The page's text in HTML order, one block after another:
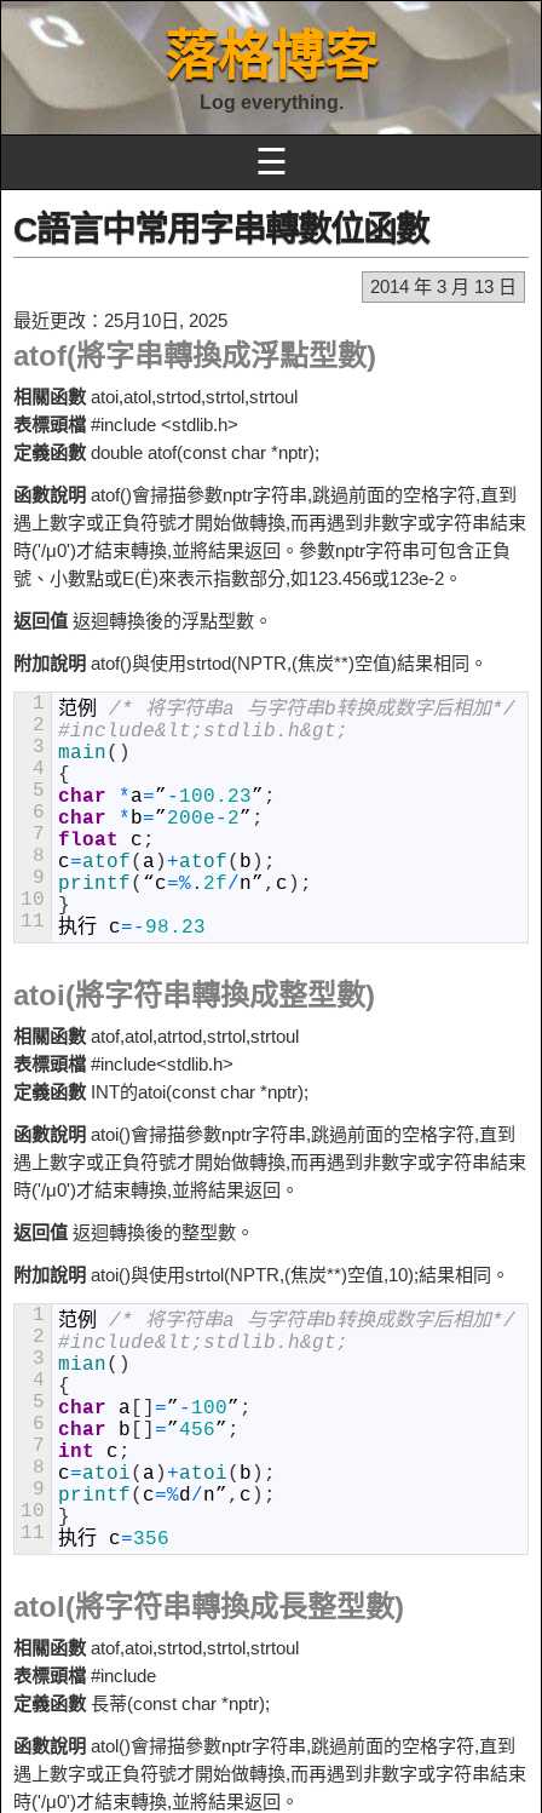
落格博客
Log everything.
☰
C語言中常用字串轉數位函數
2014 年 3 月 13 日
最近更改：25月10日, 2025
atof(將字串轉換成浮點型數)
相關函數atoi,atol,strtod,strtol,strtoul
表標頭檔 #include <stdlib.h>
定義函數double atof(const char *nptr);
函數說明 atof()會掃描參數nptr字符串,跳過前面的空格字符,直到
遇上數字或正負符號才開始做轉換,而再遇到非數字或字符串結束
時('/μ0')才結束轉換,並將結果返回。參數nptr字符串可包含正負
號、小數點或E(Ë)來表示指數部分,如123.456或123e-2。
返回值 返迴轉換後的浮點型數。
附加說明 atof()與使用strtod(NPTR,(焦炭**)空值)結果相同。
1
2
3
4
5
6
7
8
9
10
11
范例
/* 将字符串a 与字符串b转换成数字后相加*/
#include&lt;stdlib.h&gt;
main( )
{
char
*a=” - 100.23” ;
char
*b=”200e- 2” ;
float
c ;
c=atof( a )+atof( b ) ;
printf( “c=%. 2f/n” , c ) ;
}
执行
c=- 98.23
atoi(將字符串轉換成整型數)
相關函數atof,atol,atrtod,strtol,strtoul
表標頭檔 #include<stdlib.h>
定義函數INT的atoi(const char *nptr);
函數說明 atoi()會掃描參數nptr字符串,跳過前面的空格字符,直到
遇上數字或正負符號才開始做轉換,而再遇到非數字或字符串結束
時('/μ0')才結束轉換,並將結果返回。
返回值 返迴轉換後的整型數。
附加說明 atoi()與使用strtol(NPTR,(焦炭**)空值,10);結果相同。
1
2
3
4
5
6
7
8
9
10
11
范例
/* 将字符串a 与字符串b转换成数字后相加*/
#include&lt;stdlib.h&gt;
mian( )
{
char
a =” - 100” ;
char
b =”456” ;
int
c ;
c=atoi( a )+atoi( b ) ;
printf( c=%d/n” , c ) ;
}
执行
c=356
atol(將字符串轉換成長整型數)
相關函數atof,atoi,strtod,strtol,strtoul
表標頭檔 #include
定義函數長蒂(const char *nptr);
函數說明 atol()會掃描參數nptr字符串,跳過前面的空格字符,直到
遇上數字或正負符號才開始做轉換,而再遇到非數字或字符串結束
時('/μ0')才結束轉換,並將結果返回。